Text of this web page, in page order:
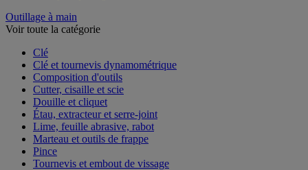
Outillage à main
Voir toute la catégorie
Clé
Clé et tournevis dynamométrique
Composition d'outils
Cutter, cisaille et scie
Douille et cliquet
Étau, extracteur et serre-joint
Lime, feuille abrasive, rabot
Marteau et outils de frappe
Pince
Tournevis et embout de vissage